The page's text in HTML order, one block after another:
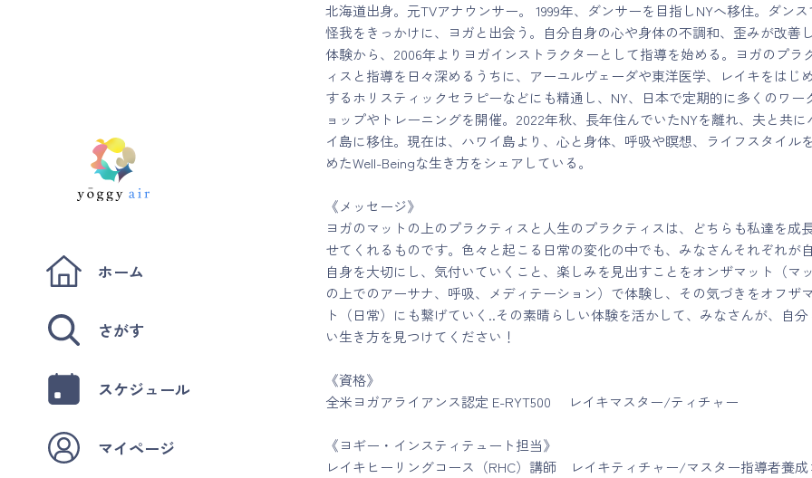
ホーム
さがす
スケジュール
マイページ
北海道出身。元TVアナウンサー。 1999年、ダンサーを目指しNYへ移住。ダンス
怪我をきっかけに、ヨガと出会う。自分自身の心や身体の不調和、歪みが改善
体験から、2006年よりヨガインストラクターとして指導を始める。ヨガのプラ
ィスと指導を日々深めるうちに、アーユルヴェーダや東洋医学、レイキをはじ
するホリスティックセラピーなどにも精通し、NY、日本で定期的に多くのワー
ョップやトレーニングを開催。2022年秋、長年住んでいたNYを離れ、夫と共に
イ島に移住。現在は、ハワイ島より、心と身体、呼吸や瞑想、ライフスタイル
めたWell-Beingな生き方をシェアしている。
《メッセージ》
ヨガのマットの上のプラクティスと人生のプラクティスは、どちらも私達を成
せてくれるものです。色々と起こる日常の変化の中でも、みなさんそれぞれが
自身を大切にし、気付いていくこと、楽しみを見出すことをオンザマット（マ
の上でのアーサナ、呼吸、メディテーション）で体験し、その気づきをオフザ
ト（日常）にも繋げていく..その素晴らしい体験を活かして、みなさんが、自分
い生き方を見つけてください！
《資格》
全米ヨガアライアンス認定 E-RYT500 レイキマスター/ティチャー
《ヨギー・インスティテュート担当》
レイキヒーリングコース（RHC）講師 レイキティチャー/マスター指導者養成